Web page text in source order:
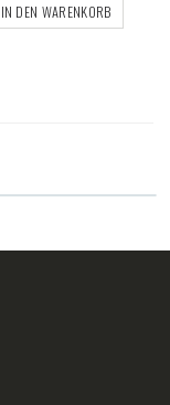
IN DEN WARENKORB